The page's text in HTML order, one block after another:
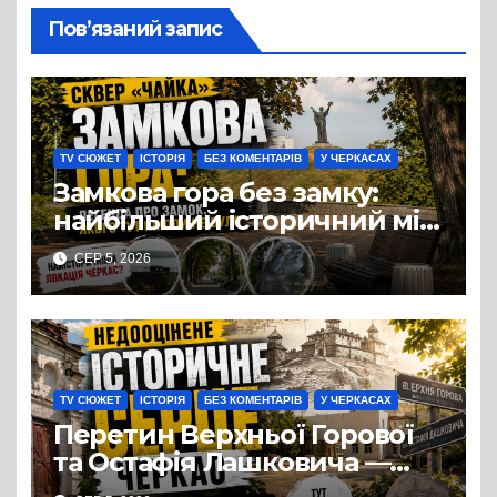
Пов’язаний запис
TV СЮЖЕТ ІСТОРІЯ БЕЗ КОМЕНТАРІВ У ЧЕРКАСАХ
Замкова гора без замку:
найбільший історичний міф
Черкас
СЕР 5, 2026
TV СЮЖЕТ ІСТОРІЯ БЕЗ КОМЕНТАРІВ У ЧЕРКАСАХ
Перетин Верхньої Горової
та Остафія Лашковича —
історичне серце Черкас.